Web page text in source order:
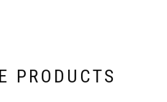
PRODUCTS